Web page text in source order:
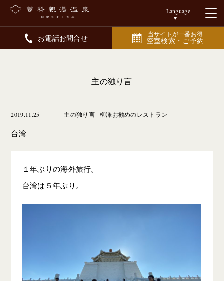
Language
お電話お問合せ 当サイトが一番お得
空室検索・ご予約
主の独り言
2019.11.25 主の独り言 柳澤お勧めのレストラン
台湾
１年ぶりの海外旅行。
台湾は５年ぶり。